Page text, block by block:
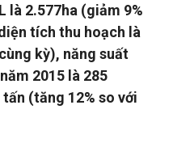
là 2.577ha (giảm 9%
tích thu hoạch là
kỳ), năng suất
2015 là 285
(tăng 12% so với